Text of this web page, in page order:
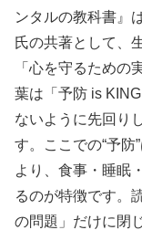
ンタルの教科書』
氏の共著として、
「心を守るための
葉は「予防 is
ないように先回り
す。ここでの“予防
より、食事・睡眠
るのが特徴です。
の問題」だけに閉